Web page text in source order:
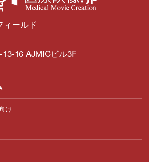
ィールド
16 AJMICビル3F
け